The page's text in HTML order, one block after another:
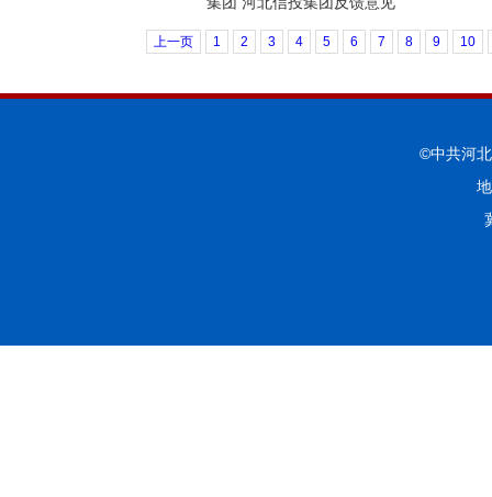
上一页 1 2 3 4 5 6 7 8 9 10
©中共河